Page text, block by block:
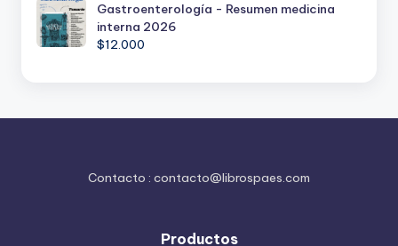
Gastroenterología - Resumen medicina
interna 2026
$12.000
Contacto : contacto@librospaes.com
Productos